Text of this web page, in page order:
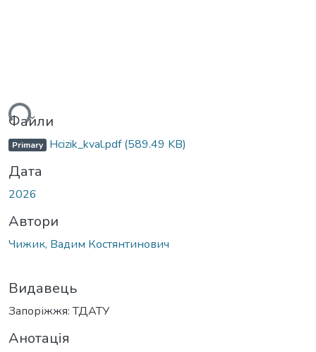
Файли
Primary Hcizik_kval.pdf(589.49 KB)
Дата
2026
Автори
Чижик, Вадим Костянтинович
Видавець
Запоріжжя: ТДАТУ
Анотація